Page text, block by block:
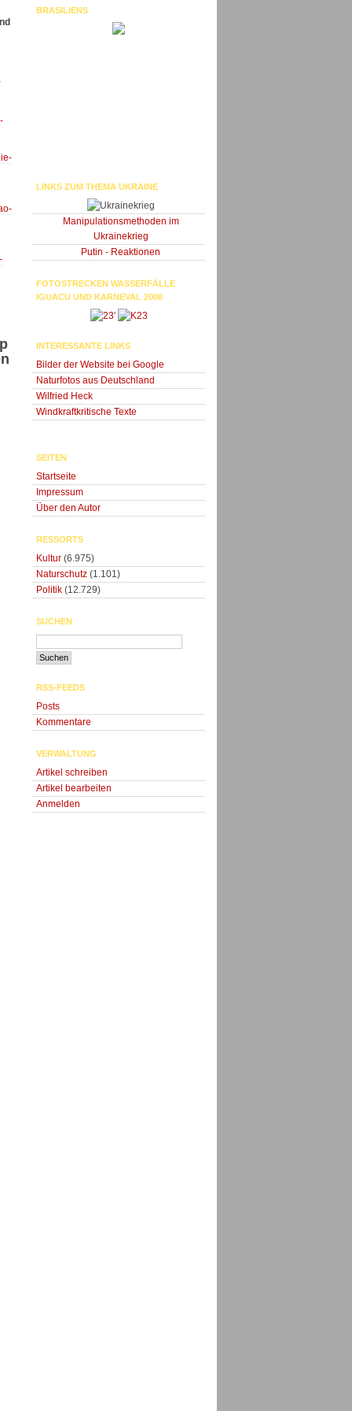
BRASILIENS
LINKS ZUM THEMA UKRAINE
Manipulationsmethoden im
Ukrainekrieg
Putin - Reaktionen
FOTOSTRECKEN WASSERFÄLLE
IGUACU UND KARNEVAL 2008
'
INTERESSANTE LINKS
Bilder der Website bei Google
Naturfotos aus Deutschland
Wilfried Heck
Windkraftkritische Texte
SEITEN
Startseite
Impressum
Über den Autor
RESSORTS
Kultur (6.975)
Naturschutz (1.101)
Politik (12.729)
SUCHEN
RSS-FEEDS
Posts
Kommentare
VERWALTUNG
Artikel schreiben
Artikel bearbeiten
Anmelden